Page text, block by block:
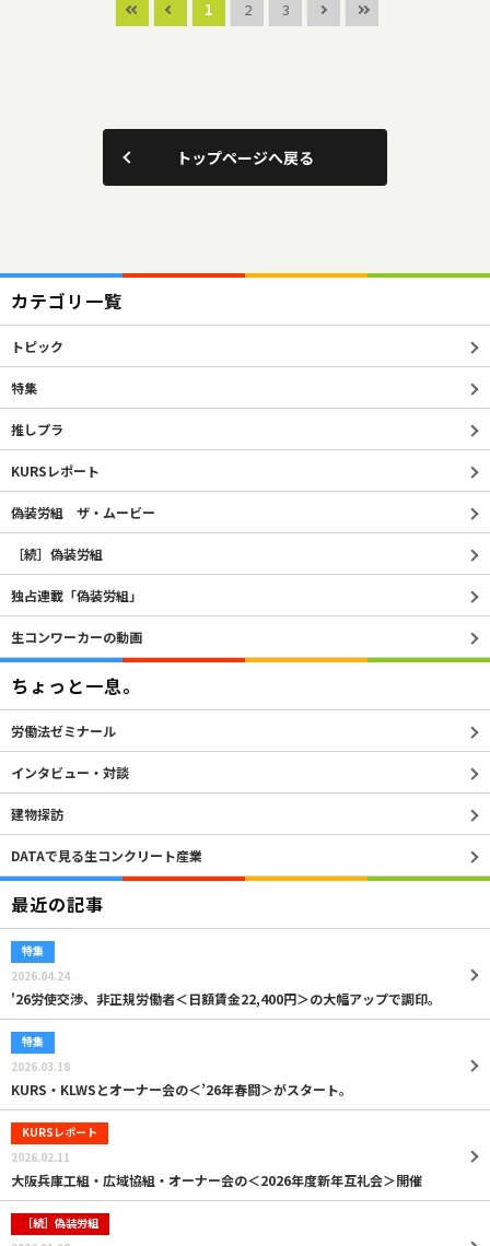
1 2 3
トップページへ戻る
カテゴリ一覧
トピック
特集
推しプラ
KURSレポート
偽装労組 ザ・ムービー
［続］偽装労組
独占連載「偽装労組」
生コンワーカーの動画
ちょっと一息。
労働法ゼミナール
インタビュー・対談
建物探訪
DATAで見る生コンクリート産業
最近の記事
特集
2026.04.24
'26労使交渉、非正規労働者＜日額賃金22,400円＞の大幅アップで調印。
特集
2026.03.18
KURS・KLWSとオーナー会の＜’26年春闘＞がスタート。
KURSレポート
2026.02.11
大阪兵庫工組・広域協組・オーナー会の＜2026年度新年互礼会＞開催
［続］偽装労組